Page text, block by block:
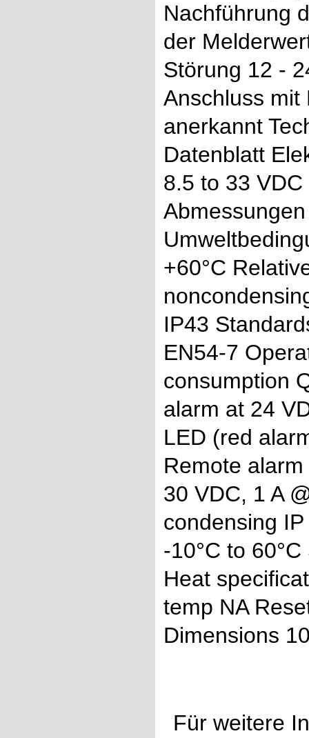
Nachführung
der
Störung 12 -
Anschluss mit
anerkannt
Datenblatt
8.5 to 33
+60°C
IP43
EN54-7
consumption
alarm at 24
LED (red
Remote
30 VDC,​ 1 A
condensing
-10°C to
Heat
temp NA
Dimensions
Für weitere